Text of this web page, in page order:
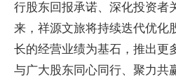
行股东回报承诺、深化投资者
来，祥源文旅将持续迭代优化
长的经营业绩为基石，推出更
与广大股东同心同行、聚力共